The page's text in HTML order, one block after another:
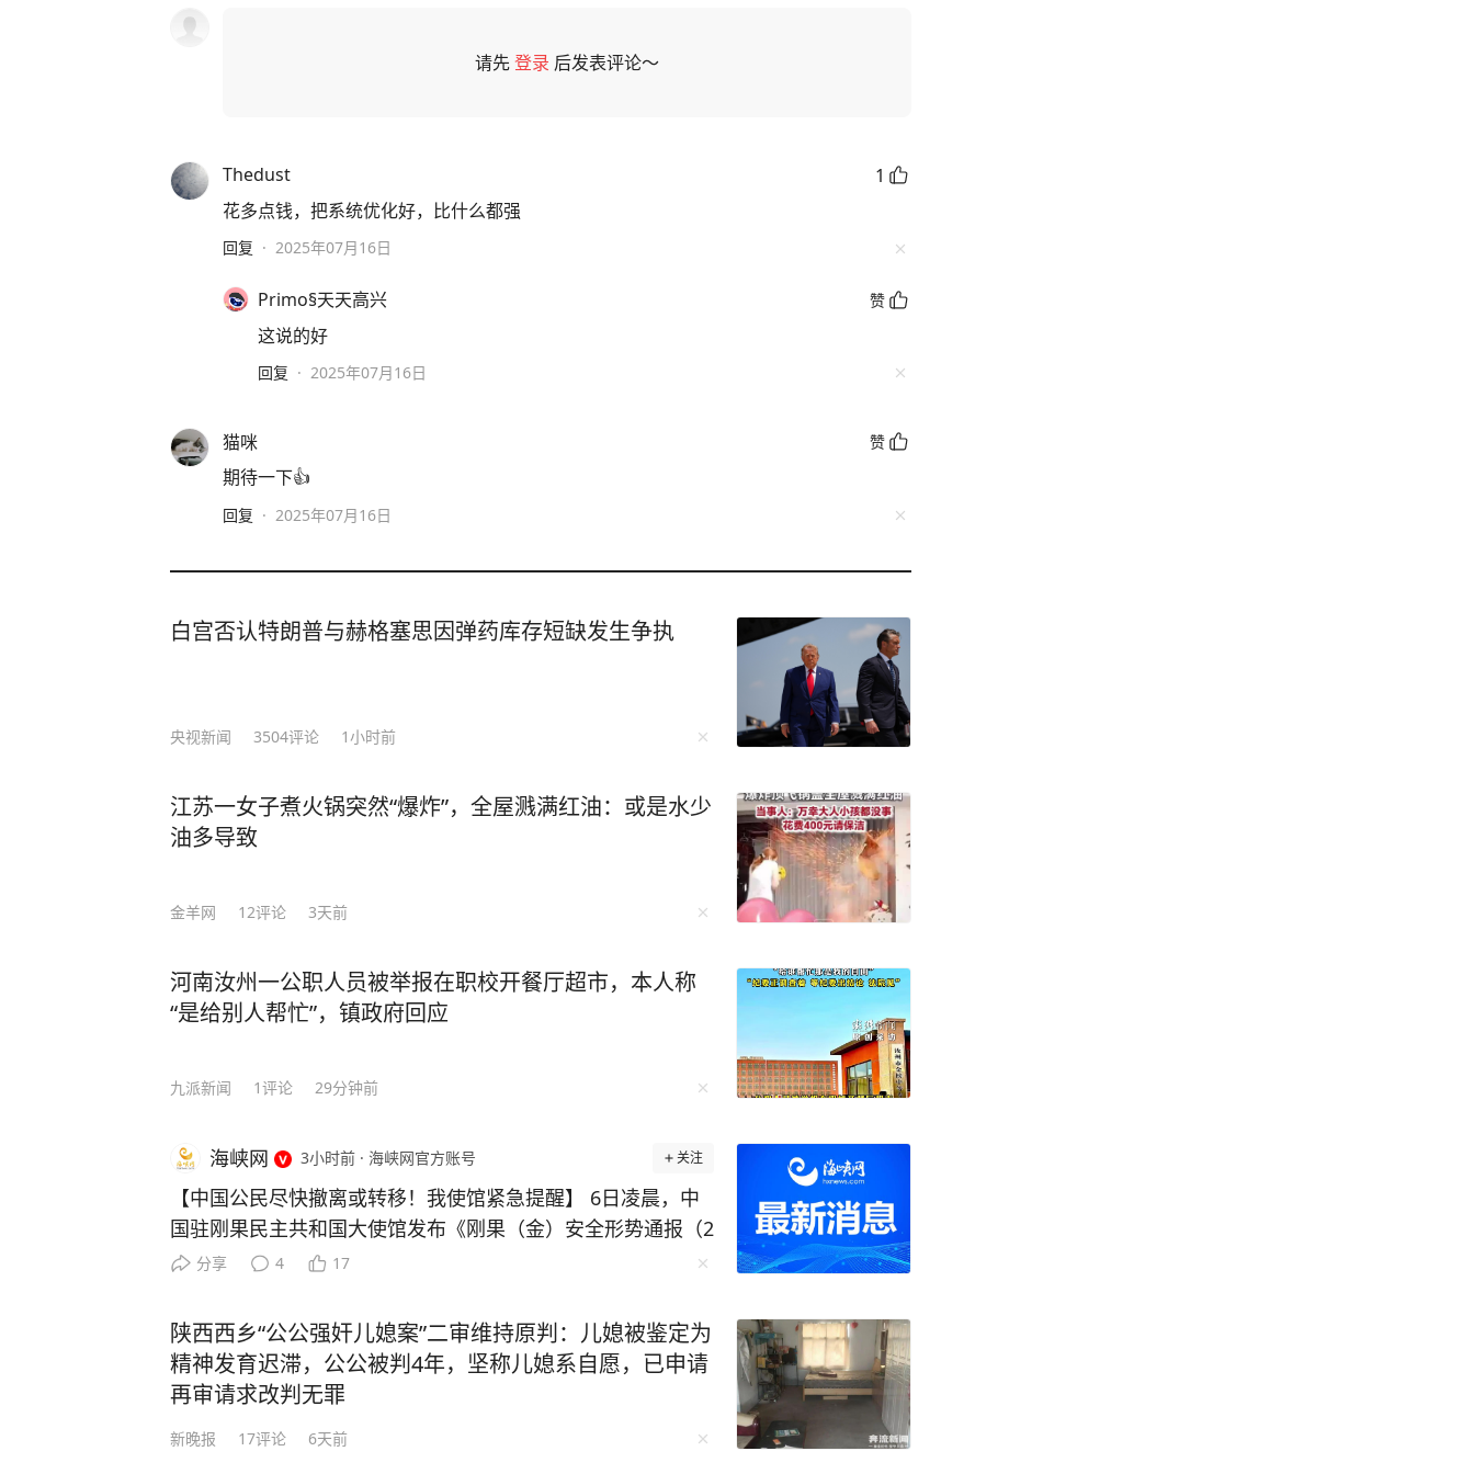
请先登录 后发表评论～
Thedust
1
花多点钱，把系统优化好，比什么都强
回复 · 2025年07月16日
Primo§天天高兴 赞
这说的好
回复 · 2025年07月16日
猫咪 赞
期待一下👍
回复 · 2025年07月16日
白宫否认特朗普与赫格塞思因弹药库存短缺发生争执
央视新闻 3504评论 1小时前
江苏一女子煮火锅突然“爆炸”，全屋溅满红油：或是水少
油多导致
金羊网 12评论 3天前
河南汝州一公职人员被举报在职校开餐厅超市，本人称
“是给别人帮忙”，镇政府回应
九派新闻 1评论 29分钟前
海峡网 3小时前 · 海峡网官方账号 关注
【中国公民尽快撤离或转移！我使馆紧急提醒】 6日凌晨，中
国驻刚果民主共和国大使馆发布《刚果（金）安全形势通报（2
026年8月5日）》： 一、近期重要案件 （一）截至8月3日，刚
博拉确诊病例3874例、死亡1751例。 （二）7月30日至31日，
不明武装人员在北基伍省贝尼、尼拉贡戈地等地发动袭击，造
成至少4人死亡。 （三）7月30日，卢阿拉巴省穆特沙察地区
（Mutshatsha）一处矿区发生武装袭击事件，造成1名军人死
亡，2人重伤。 （四）7月31日，开赛省吕博中央监狱所有囚犯
分享 4 17
陕西西乡“公公强奸儿媳案”二审维持原判：儿媳被鉴定为
精神发育迟滞，公公被判4年，坚称儿媳系自愿，已申请
再审请求改判无罪
新晚报 17评论 6天前